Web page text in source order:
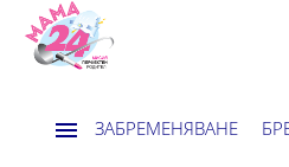
ЗАБРЕМЕНЯВАНЕ